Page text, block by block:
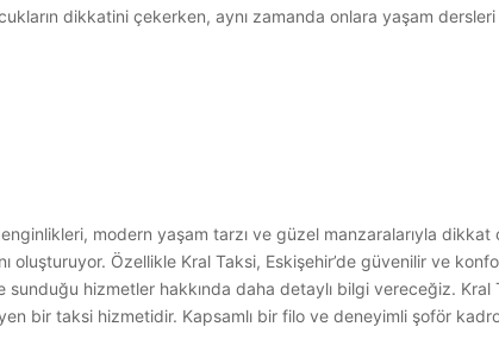
dikkatini çekerken, aynı zamanda onlara yaşam dersleri
modern yaşam tarzı ve güzel manzaralarıyla
oluşturuyor. Özellikle Kral Taksi, Eskişehir’de güvenilir ve
sunduğu hizmetler hakkında daha detaylı bilgi vereceğiz.
bir taksi hizmetidir. Kapsamlı bir filo ve deneyimli şoför